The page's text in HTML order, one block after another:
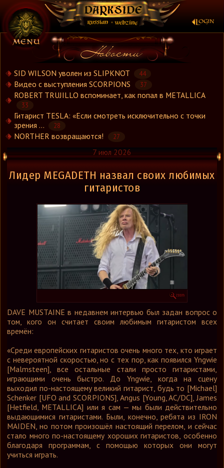
×
Новости
Новости.Рус
Репортажи
Рецензии
Интервью
Стили
Графика
Форум
Ссылки
Контакты
SID WILSON уволен из SLIPKNOT 44
Видео с выступления SCORPIONS 37
ROBERT TRUJILLO вспоминает, как попал в METALLICA
33
Гитарист TESLA: «Если смотреть исключительно с точки
зрения ...
28
NORTHER возвращаются! 27
7 июл 2026
Лидер MEGADETH назвал своих любимых
гитаристов
DAVE MUSTAINE в недавнем интервью был задан вопрос о
том, кого он считает своим любимым гитаристом всех
времён:
«Среди европейских гитаристов очень много тех, кто играет
с невероятной скоростью, но с тех пор, как появился Yngwie
[Malmsteen], все остальные стали просто гитаристами,
играющими очень быстро. До Yngwie, когда на сцену
выходил по-настоящему великий гитарист, будь то [Michael]
Schenker [UFO and SCORPIONS], Angus [Young, AC/DC], James
[Hetfield, METALLICA] или я сам — мы были действительно
выдающимися гитаристами. Были, конечно, ребята из IRON
MAIDEN, но потом произошёл настоящий перелом, и сейчас
стало много по-настоящему хороших гитаристов, особенно
благодаря программам, с помощью которых они могут
учиться играть.